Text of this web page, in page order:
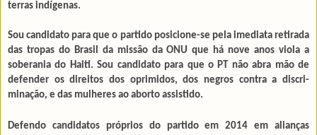
terras indígenas.
Sou candidato para que o partido posicione-se pela imediata retirada
das tropas do Brasil da missão da ONU que há nove anos viola a
soberania do Haiti. Sou candidato para que o PT não abra mão de
defen­der os direitos dos oprimidos, dos negros contra a discri­
minação, e das mulheres ao aborto assistido.
Defendo candidatos próprios do partido em 2014 em alian­ças